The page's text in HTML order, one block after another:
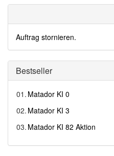
Auftrag stornieren.
Bestseller
01. Matador KI 0
02. Matador KI 3
03. Matador KI 82 Aktion